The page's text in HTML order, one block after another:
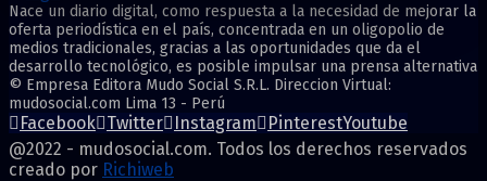
Nace un diario digital, como respuesta a la necesidad de mejorar la
oferta periodística en el país, concentrada en un oligopolio de
medios tradicionales, gracias a las oportunidades que da el
desarrollo tecnológico, es posible impulsar una prensa alternativa
© Empresa Editora Mudo Social S.R.L. Direccion Virtual:
mudosocial.com Lima 13 - Perú
Facebook Twitter Instagram PinterestYoutube
@2022 - mudosocial.com. Todos los derechos reservados
creado por Richiweb